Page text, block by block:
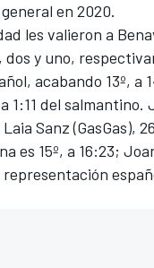
en 2020.
les valieron a
y uno,
acabando 13º, a
1:11 del
Laia Sanz(GasGas),
es 15º, a 16:23;